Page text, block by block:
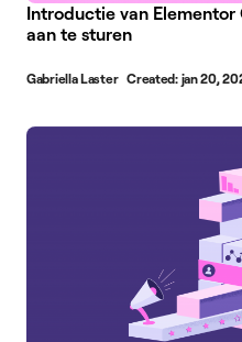
Introductie van Elementor
aan te sturen
Gabriella Laster Created: jan 20,